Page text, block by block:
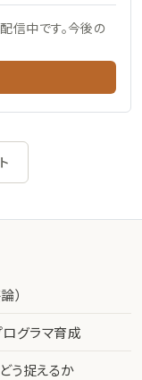
信中です。今後の
）
グラマ育成
う捉えるか